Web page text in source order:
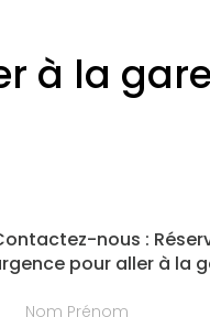
à la
nous :
pour aller à la